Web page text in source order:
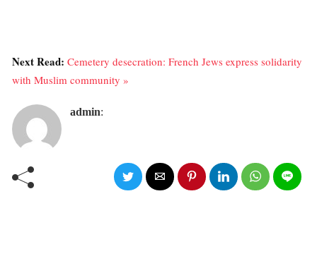
Next Read: Cemetery desecration: French Jews express solidarity
with Muslim community »
admin: